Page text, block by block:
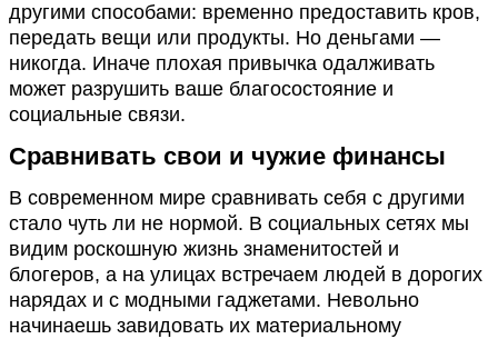
другими способами: временно предоставить кров,
передать вещи или продукты. Но деньгами —
никогда. Иначе плохая привычка одалживать
может разрушить ваше благосостояние и
социальные связи.
Сравнивать свои и чужие финансы
В современном мире сравнивать себя с другими
стало чуть ли не нормой. В социальных сетях мы
видим роскошную жизнь знаменитостей и
блогеров, а на улицах встречаем людей в дорогих
нарядах и с модными гаджетами. Невольно
начинаешь завидовать их материальному